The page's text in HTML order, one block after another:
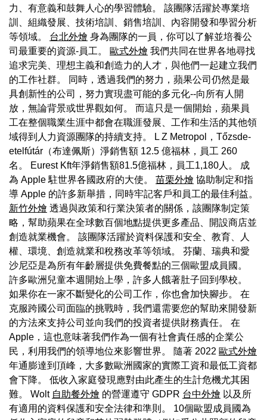
力、有意義和鼓舞人心的學習體驗。 該團隊活躍於專業培
訓、組織發展、技術培訓、銷售培訓、內容開發和學習分析
等領域。 台北外燴 身為團隊的一員，你可以了解並培養公
司最重要的資源-員工。
歐式外燴 我們共同在世界各地尋找
追求完美、理想主義和創造力的人才，與他們一起建立我們
的工作社群。 同時，透過我們的努力，蘋果公司仍然是最
具創新性的公司，努力實現盡可能的多元化--向所有人開
放，無論背景或世界觀如何。 而這只是一個開始，蘋果員
工在整個職業生涯中都會在職涯發展、工作和生活的其他領
域得到人力資源團隊的持續支持。 L Z Metropol，Tőzsde-
etelfútár（布達佩斯）淨銷售額 12.5 億福林，員工 260
名。 Eurest Kft年淨銷售額81.5億福林，員工1,180人。 成
為 Apple 駐世界各國政府的大使。 苗栗外燴 協助制定和指
導 Apple 的許多新舉措，同時牢記客戶和員工的最佳利益。
新竹外燴 透過與政策和行業決策者的關係，該團隊制定策
略，幫助蘋果在全球數百個地點提供更多產品、開設商店並
創造就業機會。 該團隊活躍於資料保護和安全、教育、人
權、環境、創造就業和稅務改革等領域。 芬蘭、瑞典和愛
沙尼亞是為所有年齡層提供免費餐點的三個歐盟成員國。
許多歐洲兒童本週開始上學，許多人餓著肚子回到學校。
如果你在一家不斷變化的公司工作，你也會加快腳步。 在
克服跨國公司面臨的挑戰時，我們還需要您的幫助來開發新
的方法來支持公司並向我們的投資者提供財務責任。 在
Apple，這也意味著我們作為一個有社會責任感的企業公
民，利用我們的領導地位來影響世界。 隨著 2022 歐式外燴
年通膨達到頂峰，大多數歐洲國家的實際工資和最低工資都
會下降。 低收入家庭發現應對由此產生的生計危機尤其困
難。 Wolt 自助餐外燴 的營運遵守 GDPR 台中外燴 以及所
有適用的資料保護和安全法律和準則。 10個歐盟成員國為